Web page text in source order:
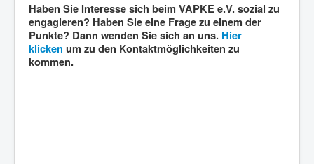
Haben Sie Interesse sich beim VAPKE e.V. sozial zu
engagieren? Haben Sie eine Frage zu einem der
Punkte? Dann wenden Sie sich an uns. Hier
klicken um zu den Kontaktmöglichkeiten zu
kommen.